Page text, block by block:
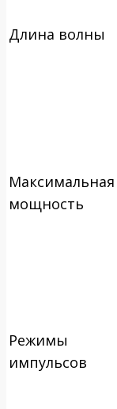
Длина волны
Максимальная
мощность
Режимы
импульсов